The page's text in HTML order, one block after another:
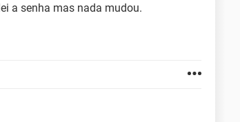
a senha mas nada mudou.